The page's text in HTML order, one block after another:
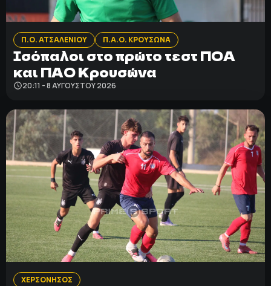
Π.Ο. ΑΤΣΑΛΕΝΙΟΥ Π.Α.Ο. ΚΡΟΥΣΩΝΑ
Ισόπαλοι στο πρώτο τεστ ΠΟΑ
και ΠΑΟ Κρουσώνα
20:11 - 8 ΑΥΓΟΎΣΤΟΥ 2026
ΧΕΡΣΟΝΗΣΟΣ